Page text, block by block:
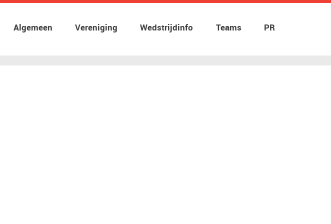
Algemeen Vereniging Wedstrijdinfo Teams PR